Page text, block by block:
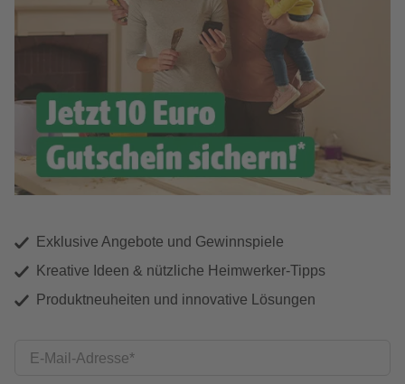
Exklusive Angebote und Gewinnspiele
Kreative Ideen & nützliche Heimwerker-Tipps
Produktneuheiten und innovative Lösungen
E-Mail-Adresse